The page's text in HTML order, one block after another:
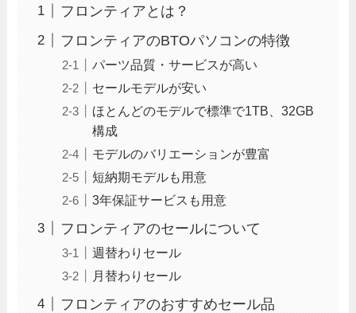
フロンティアとは？
フロンティアのBTOパソコンの特徴
パーツ品質・サービスが高い
セールモデルが安い
ほとんどのモデルで標準で1TB、32GB
構成
モデルのバリエーションが豊富
短納期モデルも用意
3年保証サービスも用意
フロンティアのセールについて
週替わりセール
月替わりセール
フロンティアのおすすめセール品